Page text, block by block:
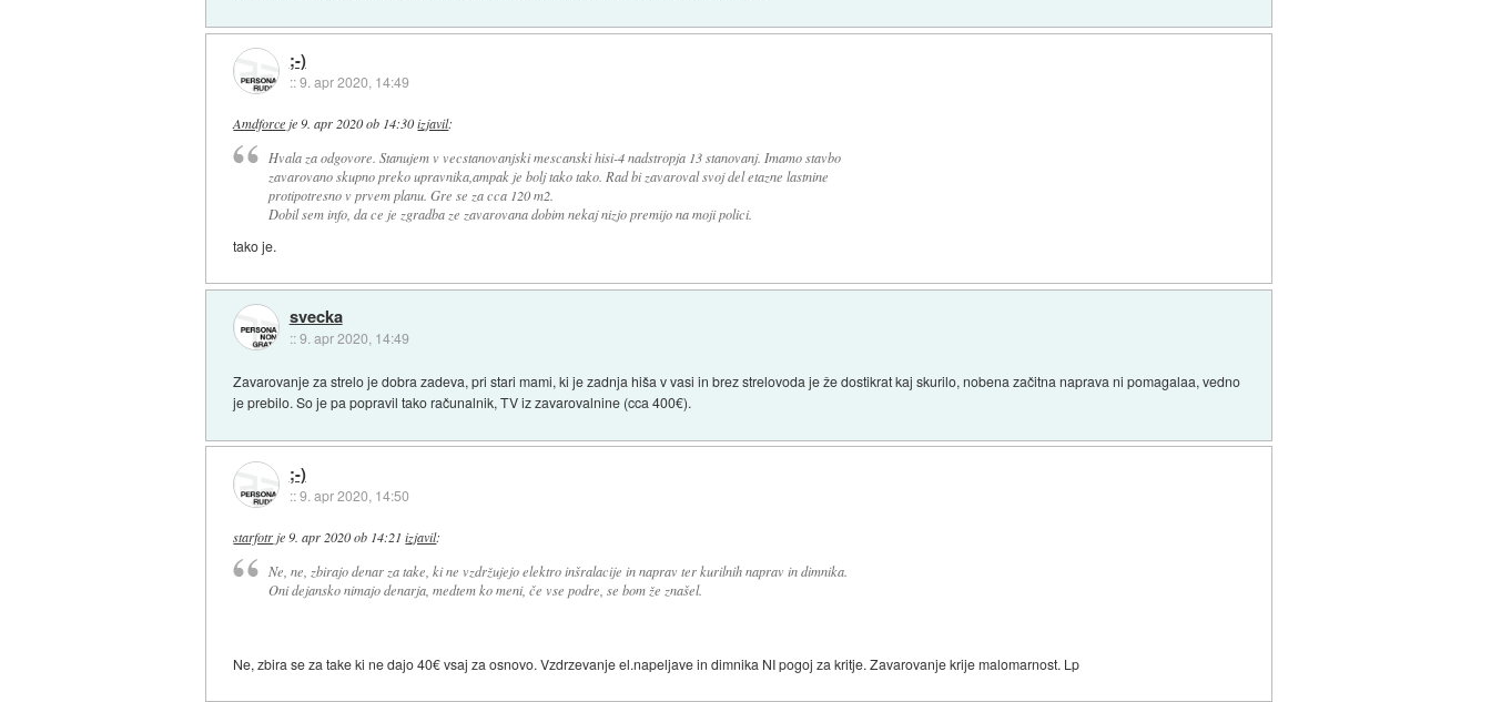
;-)
::9. apr 2020, 14:49
Amdforceje9. apr 2020 ob 14:30 izjavil:
Hvala za odgovore. Stanujem v vecstanovanjski mescanski hisi-4 nadstropja 13 stanovanj. Imamo stavbo
zavarovano skupno preko upravnika,ampak je bolj tako tako. Rad bi zavaroval svoj del etazne lastnine
protipotresno v prvem planu. Gre se za cca 120 m2.
Dobil sem info, da ce je zgradba ze zavarovana dobim nekaj nizjo premijo na moji polici.
tako je.
svecka
::9. apr 2020, 14:49
Zavarovanje za strelo je dobra zadeva, pri stari mami, ki je zadnja hiša v vasi in brez strelovoda je že dostikrat kaj skurilo, nobena začitna naprava ni pomagalaa, vedno
je prebilo. So je pa popravil tako računalnik, TV iz zavarovalnine (cca 400€).
;-)
::9. apr 2020, 14:50
starfotrje9. apr 2020 ob 14:21 izjavil:
Ne, ne, zbirajo denar za take, ki ne vzdržujejo elektro inšralacije in naprav ter kurilnih naprav in dimnika.
Oni dejansko nimajo denarja, medtem ko meni, če vse podre, se bom že znašel.
Ne, zbira se za take ki ne dajo 40€ vsaj za osnovo. Vzdrzevanje el.napeljave in dimnika NI pogoj za kritje. Zavarovanje krije malomarnost. Lp